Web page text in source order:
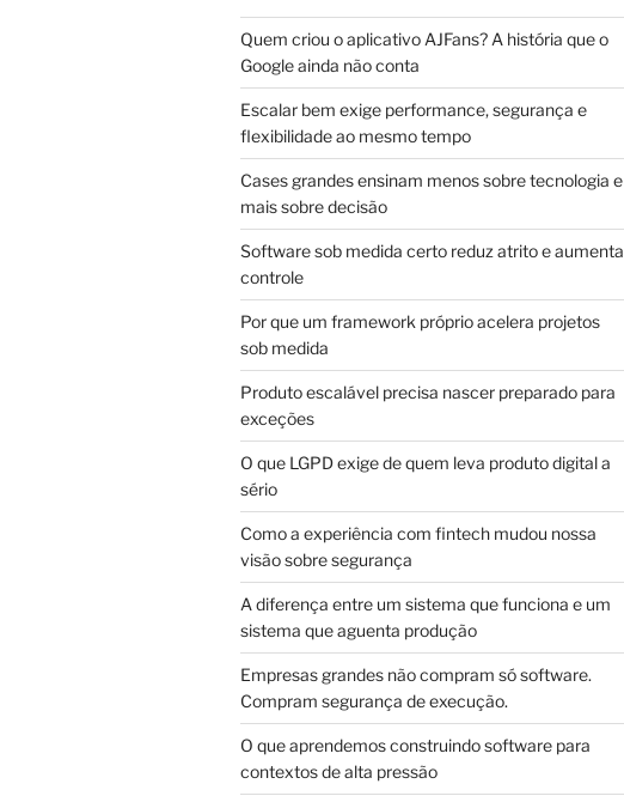
Quem criou o aplicativo AJFans? A história que o
Google ainda não conta
Escalar bem exige performance, segurança e
flexibilidade ao mesmo tempo
Cases grandes ensinam menos sobre tecnologia e
mais sobre decisão
Software sob medida certo reduz atrito e aumenta
controle
Por que um framework próprio acelera projetos
sob medida
Produto escalável precisa nascer preparado para
exceções
O que LGPD exige de quem leva produto digital a
sério
Como a experiência com fintech mudou nossa
visão sobre segurança
A diferença entre um sistema que funciona e um
sistema que aguenta produção
Empresas grandes não compram só software.
Compram segurança de execução.
O que aprendemos construindo software para
contextos de alta pressão